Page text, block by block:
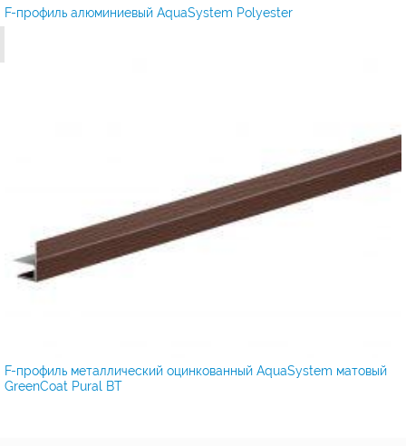
F-профиль алюминиевый AquaSystem Polyester
F-профиль металлический оцинкованный AquaSystem матовый
GreenCoat Pural BT